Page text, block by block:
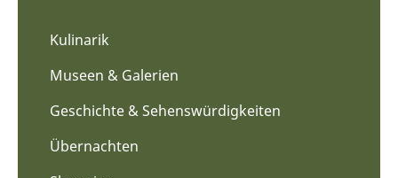
Kulinarik
Museen & Galerien
Geschichte & Sehenswürdigkeiten
Übernachten